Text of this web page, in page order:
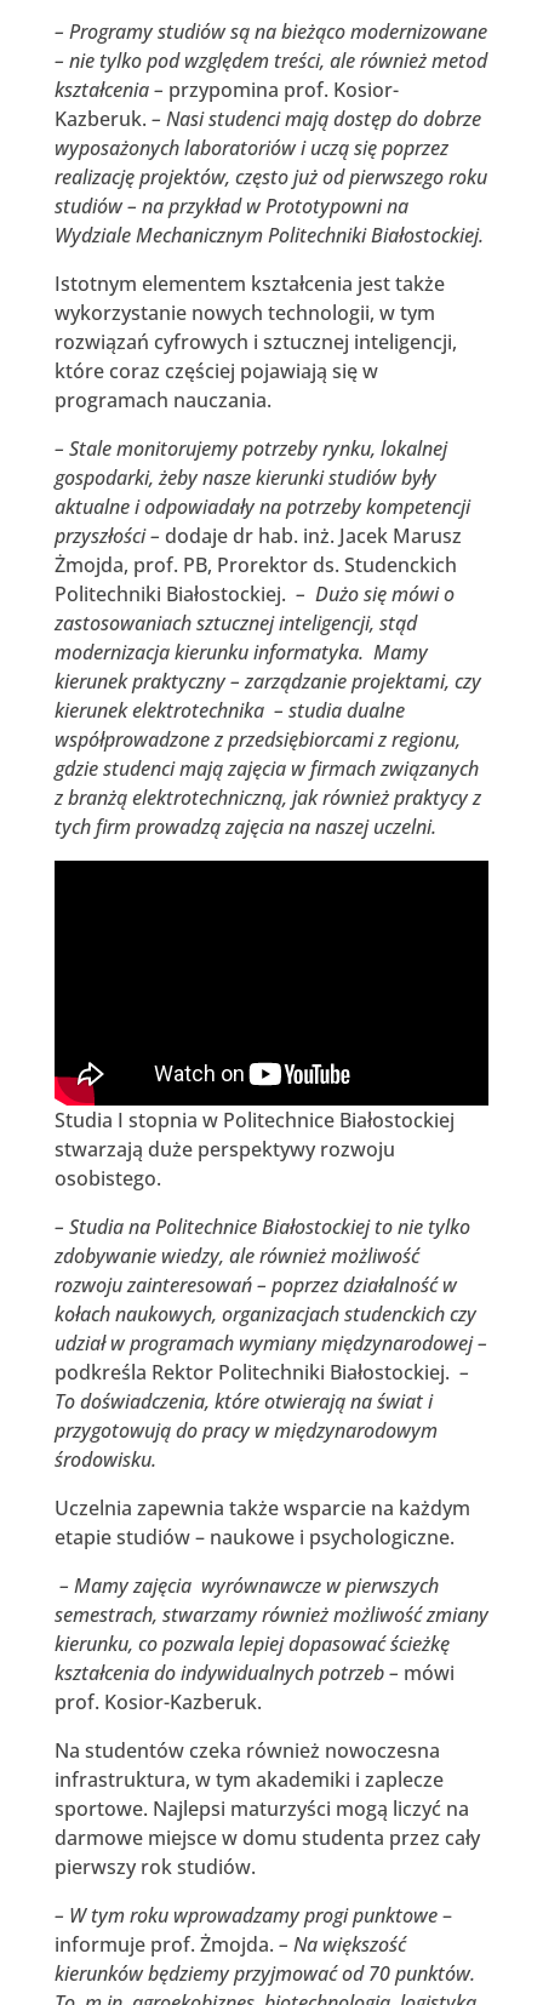
– Programy studiów są na bieżąco modernizowane
– nie tylko pod względem treści, ale również metod
kształcenia – przypomina prof. Kosior-
Kazberuk. – Nasi studenci mają dostęp do dobrze
wyposażonych laboratoriów i uczą się poprzez
realizację projektów, często już od pierwszego roku
studiów – na przykład w Prototypowni na
Wydziale Mechanicznym Politechniki Białostockiej.
Istotnym elementem kształcenia jest także
wykorzystanie nowych technologii, w tym
rozwiązań cyfrowych i sztucznej inteligencji,
które coraz częściej pojawiają się w
programach nauczania.
– Stale monitorujemy potrzeby rynku, lokalnej
gospodarki, żeby nasze kierunki studiów były
aktualne i odpowiadały na potrzeby kompetencji
przyszłości – dodaje dr hab. inż. Jacek Marusz
Żmojda, prof. PB, Prorektor ds. Studenckich
Politechniki Białostockiej. – Dużo się mówi o
zastosowaniach sztucznej inteligencji, stąd
modernizacja kierunku informatyka. Mamy
kierunek praktyczny – zarządzanie projektami, czy
kierunek elektrotechnika – studia dualne
współprowadzone z przedsiębiorcami z regionu,
gdzie studenci mają zajęcia w firmach związanych
z branżą elektrotechniczną, jak również praktycy z
tych firm prowadzą zajęcia na naszej uczelni.
Studia I stopnia w Politechnice Białostockiej
stwarzają duże perspektywy rozwoju
osobistego.
– Studia na Politechnice Białostockiej to nie tylko
zdobywanie wiedzy, ale również możliwość
rozwoju zainteresowań – poprzez działalność w
kołach naukowych, organizacjach studenckich czy
udział w programach wymiany międzynarodowej –
podkreśla Rektor Politechniki Białostockiej. –
To doświadczenia, które otwierają na świat i
przygotowują do pracy w międzynarodowym
środowisku.
Uczelnia zapewnia także wsparcie na każdym
etapie studiów – naukowe i psychologiczne.
– Mamy zajęcia wyrównawcze w pierwszych
semestrach, stwarzamy również możliwość zmiany
kierunku, co pozwala lepiej dopasować ścieżkę
kształcenia do indywidualnych potrzeb – mówi
prof. Kosior-Kazberuk.
Na studentów czeka również nowoczesna
infrastruktura, w tym akademiki i zaplecze
sportowe. Najlepsi maturzyści mogą liczyć na
darmowe miejsce w domu studenta przez cały
pierwszy rok studiów.
– W tym roku wprowadzamy progi punktowe–
informuje prof. Żmojda. – Na większość
kierunków będziemy przyjmować od 70 punktów.